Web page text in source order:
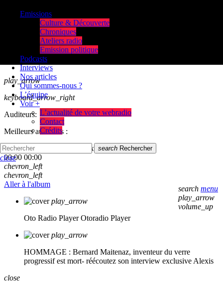
play_arrow
keyboard_arrow_right
Auditeurs:
Meilleurs auditeurs :
skip_previous
skip_next
00:00 00:00
chevron_left
chevron_left
Aller à l'album
play_arrow
Oto Radio Player Otoradio Player
play_arrow
HOMMAGE : Bernard Maitenaz, inventeur du verre
progressif est mort- réécoutez son interview exclusive Alexis
Emissions
Culture & Découverte
Chroniques
Ateliers radio
Emission politique
Podcasts
Interviews
Nos articles
Qui sommes-nous ?
L’équipe
Voir +
L’actualité de votre webradio
Contact
Crédits
search menu
play_arrow
volume_up
search Rechercher
close
close